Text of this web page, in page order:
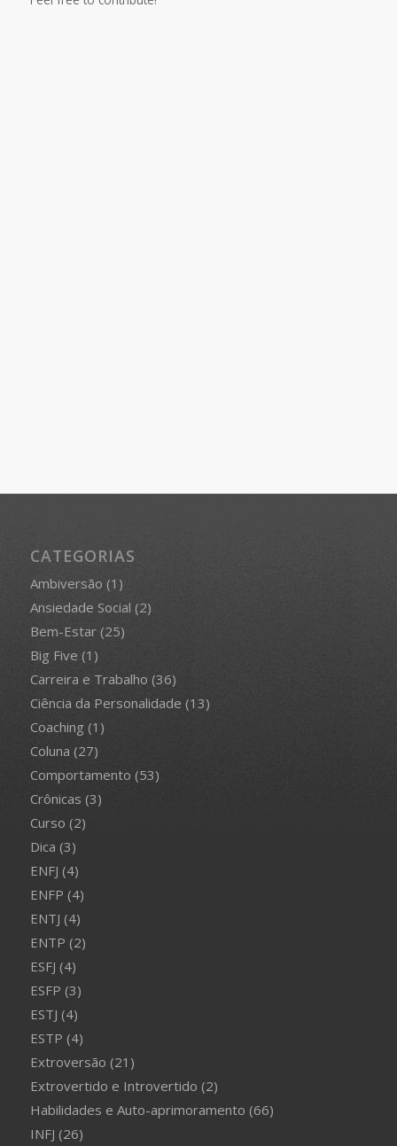
CATEGORIAS
Ambiversão (1)
Ansiedade Social (2)
Bem-Estar(25)
Big Five (1)
Carreira e Trabalho (36)
Ciência da Personalidade (13)
Coaching (1)
Coluna (27)
Comportamento (53)
Crônicas (3)
Curso (2)
Dica (3)
ENFJ (4)
ENFP (4)
ENTJ (4)
ENTP (2)
ESFJ (4)
ESFP (3)
ESTJ (4)
ESTP (4)
Extroversão (21)
Extrovertido e Introvertido (2)
Habilidades e Auto-aprimoramento (66)
INFJ (26)